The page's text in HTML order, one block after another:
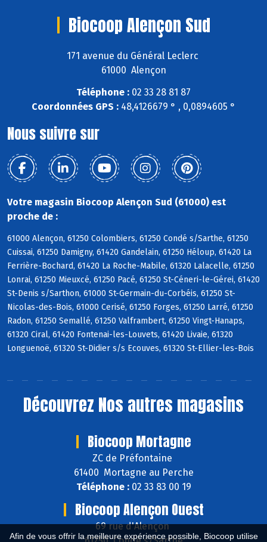
Afin de vous offrir la meilleure expérience possible, Biocoop utilise
Biocoop Alençon Sud
171 avenue du Général Leclerc
61000 Alençon
Téléphone : 02 33 28 81 87
Coordonnées GPS : 48,4126679 ° , 0,0894605 °
Nous suivre sur
Votre magasin Biocoop Alençon Sud (61000) est
proche de :
61000 Alençon, 61250 Colombiers, 61250 Condé s/Sarthe, 61250
Cuissai, 61250 Damigny, 61420 Gandelain, 61250 Héloup, 61420 La
Ferrière-Bochard, 61420 La Roche-Mabile, 61320 Lalacelle, 61250
Lonrai, 61250 Mieuxcé, 61250 Pacé, 61250 St-Céneri-le-Gérei, 61420
St-Denis s/Sarthon, 61000 St-Germain-du-Corbéis, 61250 St-
Nicolas-des-Bois, 61000 Cerisé, 61250 Forges, 61250 Larré, 61250
Radon, 61250 Semallé, 61250 Valframbert, 61250 Vingt-Hanaps,
61320 Ciral, 61420 Fontenai-les-Louvets, 61420 Livaie, 61320
Longuenoë, 61320 St-Didier s/s Ecouves, 61320 St-Ellier-les-Bois
Découvrez Nos autres magasins
Biocoop Mortagne
ZC de Préfontaine
61400 Mortagne au Perche
Téléphone :02 33 83 00 19
Biocoop Alençon Ouest
69 rue d'Alençon